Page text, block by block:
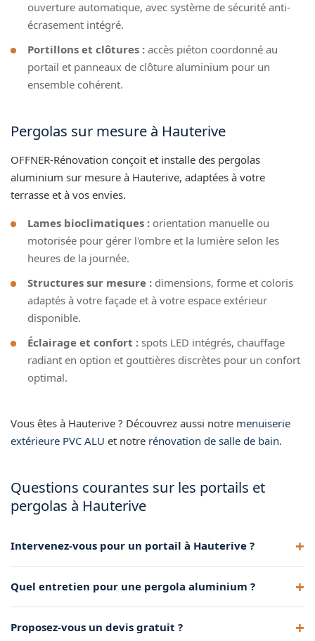
ouverture automatique, avec système de sécurité anti-
écrasement intégré.
Portillons et clôtures : accès piéton coordonné au
portail et panneaux de clôture aluminium pour un
ensemble cohérent.
Pergolas sur mesure à Hauterive
OFFNER-Rénovation conçoit et installe des pergolas
aluminium sur mesure à Hauterive, adaptées à votre
terrasse et à vos envies.
Lames bioclimatiques : orientation manuelle ou
motorisée pour gérer l'ombre et la lumière selon les
heures de la journée.
Structures sur mesure : dimensions, forme et coloris
adaptés à votre façade et à votre espace extérieur
disponible.
Éclairage et confort : spots LED intégrés, chauffage
radiant en option et gouttières discrètes pour un confort
optimal.
Vous êtes à Hauterive ? Découvrez aussi notre menuiserie
extérieure PVC ALU et notre rénovation de salle de bain.
Questions courantes sur les portails et
pergolas à Hauterive
Intervenez-vous pour un portail à Hauterive ?
la pose de portails aluminium. Motorisation et accessoires
de contrôle d'accès inclus.
Quel entretien pour une pergola aluminium ?
l'eau savonneuse une à deux fois par an. C'est un matériau
Proposez-vous un devis gratuit ?